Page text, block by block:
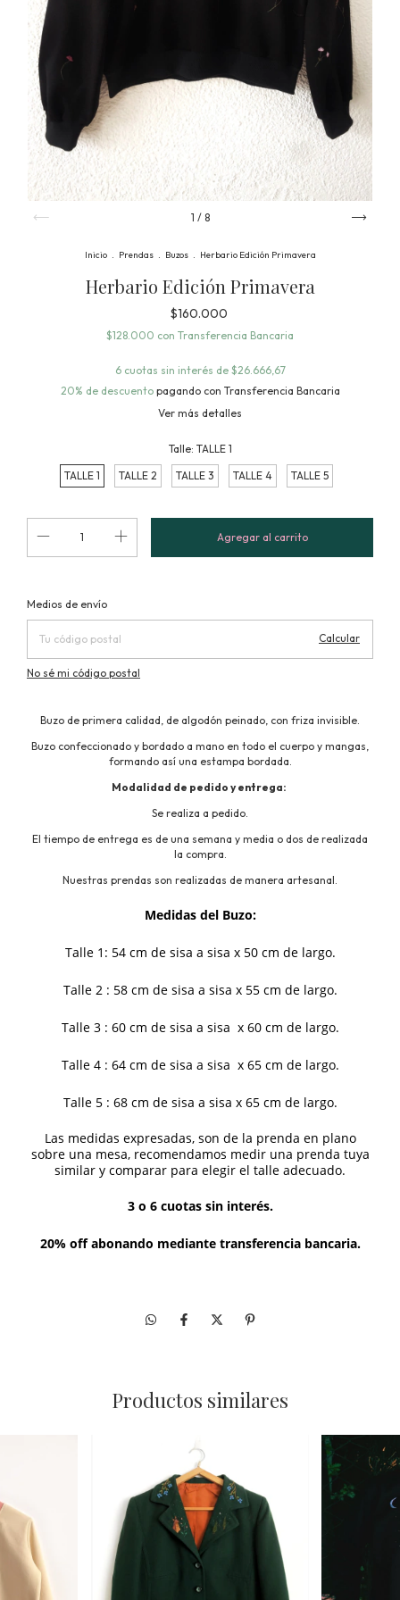
1 / 8
Inicio . Prendas . Buzos . Herbario Edición Primavera
Herbario Edición Primavera
$160.000
$128.000 con Transferencia Bancaria
6 cuotas sin interés de $26.666,67
20% de descuentopagando con Transferencia Bancaria
Ver más detalles
Talle: TALLE 1
TALLE 1
TALLE 2 TALLE 3 TALLE 4 TALLE 5
Entregas para el CP:
Medios de envío
Calcular
No sé mi código postal
Buzo de primera calidad, de algodón peinado, con friza invisible.
Buzo confeccionado y bordado a mano en todo el cuerpo y mangas,
formando así una estampa bordada.
Modalidad de pedido y entrega:
Se realiza a pedido.
El tiempo de entrega es de una semana y media o dos de realizada
la compra.
Nuestras prendas son realizadas de manera artesanal.
Medidas del Buzo:
Talle 1: 54 cm de sisa a sisa x 50 cm de largo.
Talle 2 : 58 cm de sisa a sisa x 55 cm de largo.
Talle 3 : 60 cm de sisa a sisa x 60 cm de largo.
Talle 4 : 64 cm de sisa a sisa x 65 cm de largo.
Talle 5 : 68 cm de sisa a sisa x 65 cm de largo.
Las medidas expresadas, son de la prenda en plano
sobre una mesa, recomendamos medir una prenda tuya
similar y comparar para elegir el talle adecuado.
3 o 6 cuotas sin interés.
20% off abonando mediante transferencia bancaria.
Productos similares